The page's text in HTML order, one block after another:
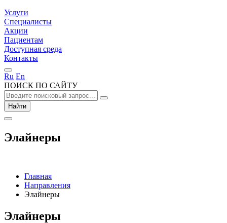
Услуги
Специалисты
Акции
Пациентам
Доступная среда
Контакты
Ru En
ПОИСК ПО САЙТУ
Найти
Элайнеры
Главная
Направления
Элайнеры
Элайнеры